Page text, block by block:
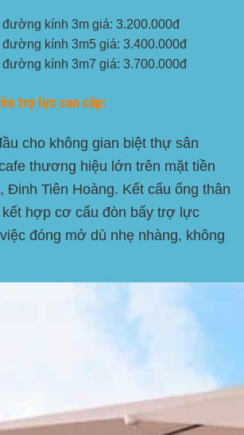
kính 3m giá: 3.200.000đ
kính 3m5 giá: 3.400.000đ
kính 3m7 giá: 3.700.000đ
trợ lực cao cấp:
cho không gian biệt thự sân
thương hiệu lớn trên mặt tiền
Đinh Tiên Hoàng. Kết cấu ống thân
hợp cơ cấu đòn bẩy trợ lực
đóng mở dù nhẹ nhàng, không